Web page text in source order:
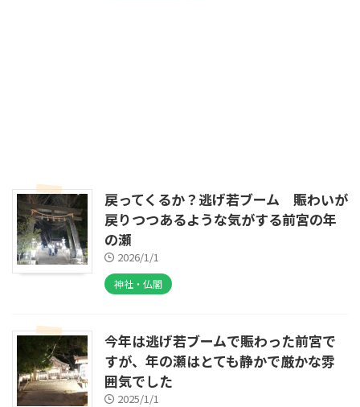
戻ってくるか？逃げ若ブーム 賑わいが
戻りつつあるような気がする前宮の年
の瀬
2026/1/1
神社・仏閣
今年は逃げ若ブームで賑わった前宮で
すが、年の瀬はとても静かで厳かな雰
囲気でした
2025/1/1